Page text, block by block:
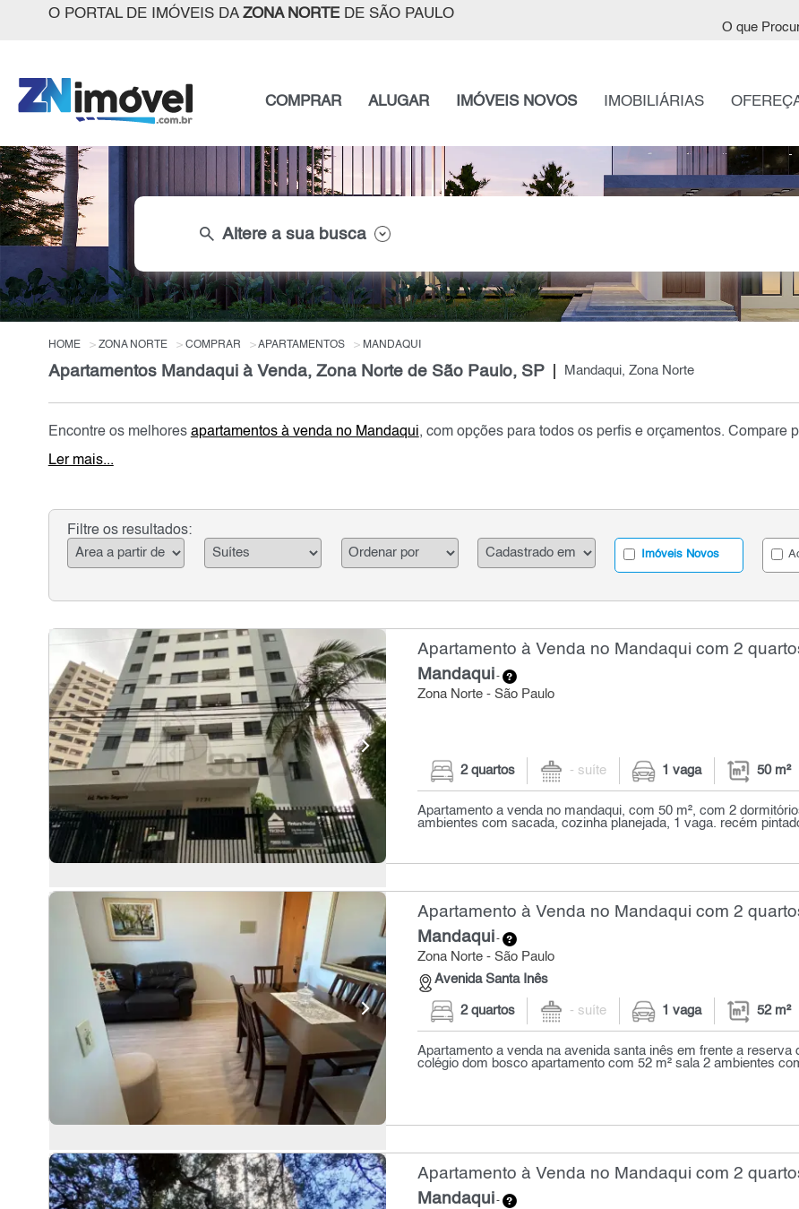
O PORTAL DE IMÓVEIS DA ZONA NORTEDE SÃO PAULO
O que
COMPRAR ALUGAR IMÓVEIS NOVOS IMOBILIÁRIAS
search Altere a sua busca
HOME ZONA NORTE COMPRAR APARTAMENTOS MANDAQUI
Apartamentos Mandaqui à Venda, Zona Norte de São Paulo, SP Mandaqui, Zona Norte
Encontre os melhores apartamentos à venda no Mandaqui, com opções para todos os perfis e orçamentos. Compare
Ler mais...
Filtre os resultados:
Imóveis Novos
Apartamento à Venda no Mandaqui com 2
Mandaqui-
Zona Norte - São Paulo
2 quartos - suíte 1 vaga 50 m²
Apartamento a venda no mandaqui, com 50 m², com 2
ambientes com sacada, cozinha planejada, 1 vaga. recém
Apartamento à Venda no Mandaqui com 2
Mandaqui-
Zona Norte - São Paulo
Avenida Santa Inês
2 quartos - suíte 1 vaga 52 m²
Apartamento a venda na avenida santa inês em frente a reserva
colégio dom bosco apartamento com 52 m² sala 2 ambientes
Apartamento à Venda no Mandaqui com 2
Mandaqui-